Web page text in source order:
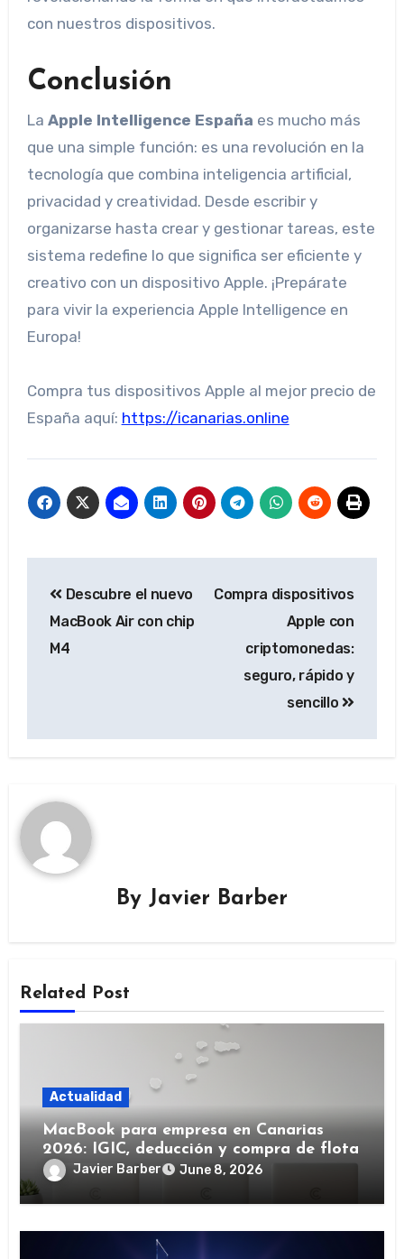
con nuestros dispositivos.
Conclusión
La Apple Intelligence España es mucho más
que una simple función: es una revolución en la
tecnología que combina inteligencia artificial,
privacidad y creatividad. Desde escribir y
organizarse hasta crear y gestionar tareas, este
sistema redefine lo que significa ser eficiente y
creativo con un dispositivo Apple. ¡Prepárate
para vivir la experiencia Apple Intelligence en
Europa!
Compra tus dispositivos Apple al mejor precio de
España aquí: https://icanarias.online
navigation
Descubre el nuevo
MacBook Air con chip
M4
Compra dispositivos
Apple con
criptomonedas:
seguro, rápido y
sencillo
By Javier Barber
Related Post
Actualidad
MacBook para empresa en Canarias
2026: IGIC, deducción y compra de flota
Javier Barber June 8, 2026